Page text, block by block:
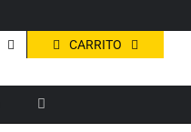
CARRITO